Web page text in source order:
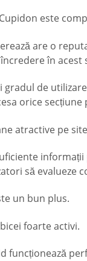
este
are o
în acest
gradul de
orice
atractive pe
să evalueze
un bun plus.
foarte activi.
funcționează